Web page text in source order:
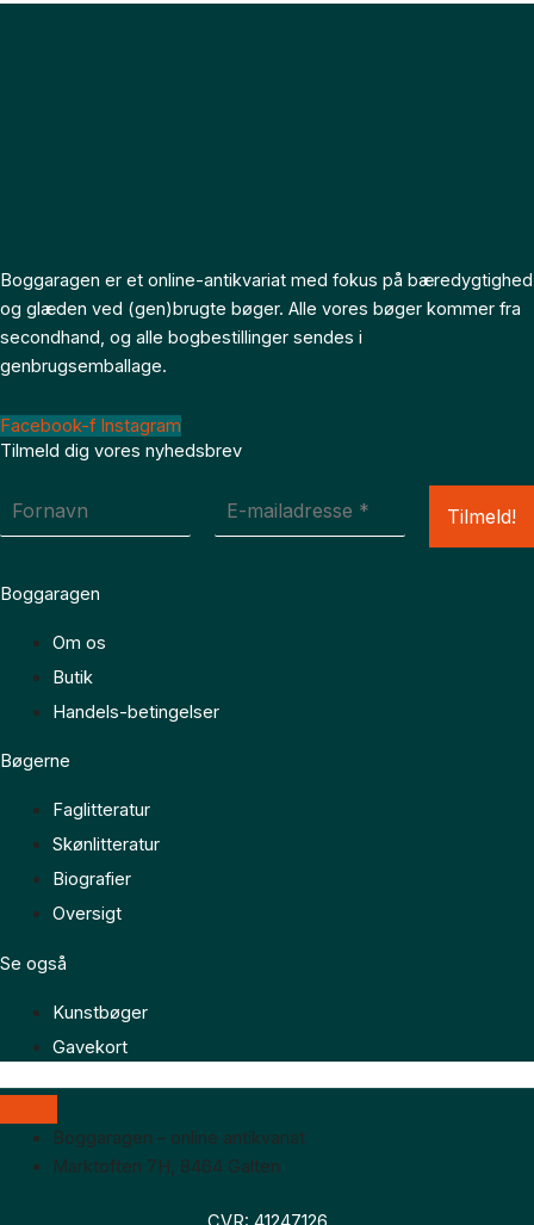
Boggaragen er et online-antikvariat med fokus på bæredygtighed
og glæden ved (gen)brugte bøger. Alle vores bøger kommer fra
secondhand, og alle bogbestillinger sendes i
genbrugsemballage.
Facebook-f Instagram
Tilmeld dig vores nyhedsbrev
Boggaragen
Om os
Butik
Handels-betingelser
Bøgerne
Faglitteratur
Skønlitteratur
Biografier
Oversigt
Se også
Kunstbøger
Gavekort
Boggaragen – online antikvariat
Marktoften 7H, 8464 Galten